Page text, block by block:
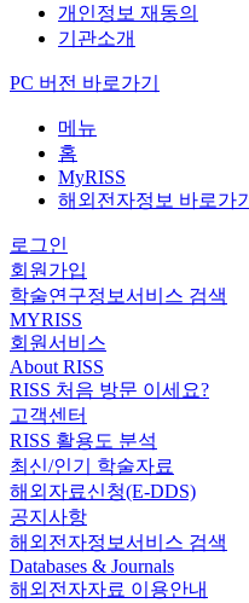
개인정보 재동의
기관소개
PC 버전 바로가기
메뉴
홈
MyRISS
해외전자정보 바로가기
로그인
회원가입
학술연구정보서비스 검색
MYRISS
회원서비스
About RISS
RISS 처음 방문 이세요?
고객센터
RISS 활용도 분석
최신/인기 학술자료
해외자료신청(E-DDS)
공지사항
해외전자정보서비스 검색
Databases & Journals
해외전자자료 이용안내